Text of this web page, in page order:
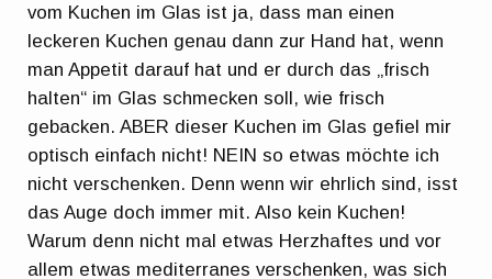
vom Kuchen im Glas ist ja, dass man einen
leckeren Kuchen genau dann zur Hand hat, wenn
man Appetit darauf hat und er durch das „frisch
halten“ im Glas schmecken soll, wie frisch
gebacken. ABER dieser Kuchen im Glas gefiel mir
optisch einfach nicht! NEIN so etwas möchte ich
nicht verschenken. Denn wenn wir ehrlich sind, isst
das Auge doch immer mit. Also kein Kuchen!
Warum denn nicht mal etwas Herzhaftes und vor
allem etwas mediterranes verschenken, was sich